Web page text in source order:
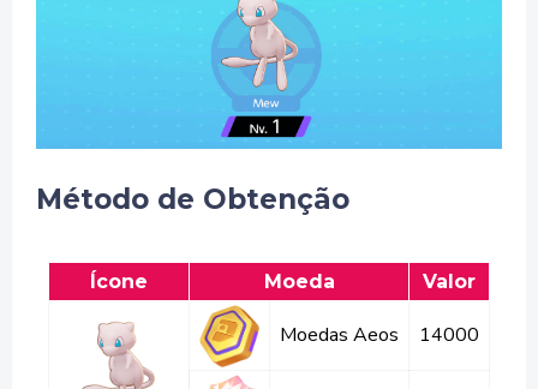
Método de Obtenção
Ícone Moeda Valor
Moedas Aeos 14000